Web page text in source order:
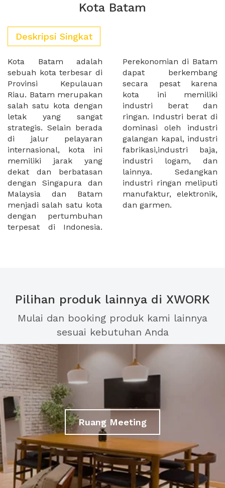
Kota Batam
Deskripsi Singkat
Kota Batam adalah
sebuah kota terbesar di
Provinsi Kepulauan
Riau. Batam merupakan
salah satu kota dengan
letak yang sangat
strategis. Selain berada
di jalur pelayaran
internasional, kota ini
memiliki jarak yang
dekat dan berbatasan
dengan Singapura dan
Malaysia dan Batam
menjadi salah satu kota
dengan pertumbuhan
terpesat di Indonesia.
Perekonomian di Batam
dapat berkembang
secara pesat karena
kota ini memiliki
industri berat dan
ringan. Industri berat di
dominasi oleh industri
galangan kapal, industri
fabrikasi,industri baja,
industri logam, dan
lainnya. Sedangkan
industri ringan meliputi
manufaktur, elektronik,
dan garmen.
Pilihan produk lainnya di XWORK
Mulai dan booking produk kami lainnya
sesuai kebutuhan Anda
Ruang Meeting